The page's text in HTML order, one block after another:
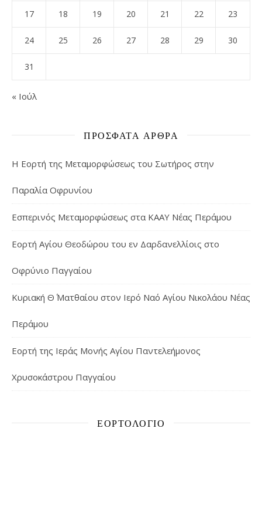
17 18 19 20 21 22 23
24 25 26 27 28 29 30
31
« Ιούλ
ΠΡΌΣΦΑΤΑ ΆΡΘΡΑ
Η Εορτή της Μεταμορφώσεως του Σωτήρος στην
Παραλία Οφρυνίου
Εσπερινός Μεταμορφώσεως στα ΚΑΑΥ Νέας Περάμου
Εορτή Αγίου Θεοδώρου του εν Δαρδανελλίοις στο
Οφρύνιο Παγγαίου
Κυριακή Θ΄ Ματθαίου στον Ιερό Ναό Αγίου Νικολάου Νέας
Περάμου
Εορτή της Ιεράς Μονής Αγίου Παντελεήμονος
Χρυσοκάστρου Παγγαίου
ΕΟΡΤΟΛΌΓΙΟ